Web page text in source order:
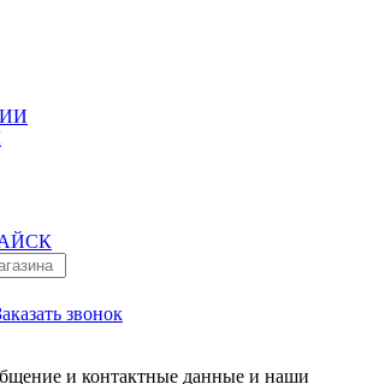
звонок
и контактные данные и наши